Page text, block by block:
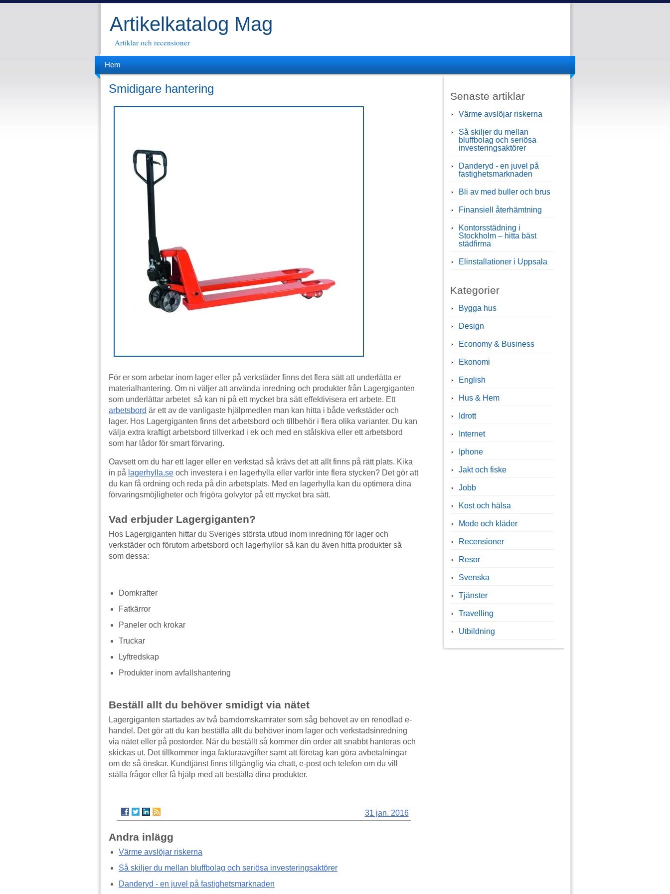
Artikelkatalog Mag
Artiklar och recensioner
Hem
Smidigare hantering
För er som arbetar inom lager eller på verkstäder finns det flera sätt att underlätta er
materialhantering. Om ni väljer att använda inredning och produkter från Lagergiganten
som underlättar arbetet så kan ni på ett mycket bra sätt effektivisera ert arbete. Ett
arbetsbord är ett av de vanligaste hjälpmedlen man kan hitta i både verkstäder och
lager. Hos Lagergiganten finns det arbetsbord och tillbehör i flera olika varianter. Du kan
välja extra kraftigt arbetsbord tillverkad i ek och med en stålskiva eller ett arbetsbord
som har lådor för smart förvaring.
Oavsett om du har ett lager eller en verkstad så krävs det att allt finns på rätt plats. Kika
in på lagerhylla.se och investera i en lagerhylla eller varför inte flera stycken? Det gör att
du kan få ordning och reda på din arbetsplats. Med en lagerhylla kan du optimera dina
förvaringsmöjligheter och frigöra golvytor på ett mycket bra sätt.
Vad erbjuder Lagergiganten?
Hos Lagergiganten hittar du Sveriges största utbud inom inredning för lager och
verkstäder och förutom arbetsbord och lagerhyllor så kan du även hitta produkter så
som dessa:
Domkrafter
Fatkärror
Paneler och krokar
Truckar
Lyftredskap
Produkter inom avfallshantering
Beställ allt du behöver smidigt via nätet
Lagergiganten startades av två barndomskamrater som såg behovet av en renodlad e-
handel. Det gör att du kan beställa allt du behöver inom lager och verkstadsinredning
via nätet eller på postorder. När du beställt så kommer din order att snabbt hanteras och
skickas ut. Det tillkommer inga fakturaavgifter samt att företag kan göra avbetalningar
om de så önskar. Kundtjänst finns tillgänglig via chatt, e-post och telefon om du vill
ställa frågor eller få hjälp med att beställa dina produkter.
31 jan. 2016
Andra inlägg
Värme avslöjar riskerna
Så skiljer du mellan bluffbolag och seriösa investeringsaktörer
Danderyd - en juvel på fastighetsmarknaden
Senaste artiklar
Värme avslöjar riskerna
Så skiljer du mellan
bluffbolag och seriösa
investeringsaktörer
Danderyd - en juvel på
fastighetsmarknaden
Bli av med buller och brus
Finansiell återhämtning
Kontorsstädning i
Stockholm – hitta bäst
städfirma
Elinstallationer i Uppsala
Kategorier
Bygga hus
Design
Economy & Business
Ekonomi
English
Hus & Hem
Idrott
Internet
Iphone
Jakt och fiske
Jobb
Kost och hälsa
Mode och kläder
Recensioner
Resor
Svenska
Tjänster
Travelling
Utbildning